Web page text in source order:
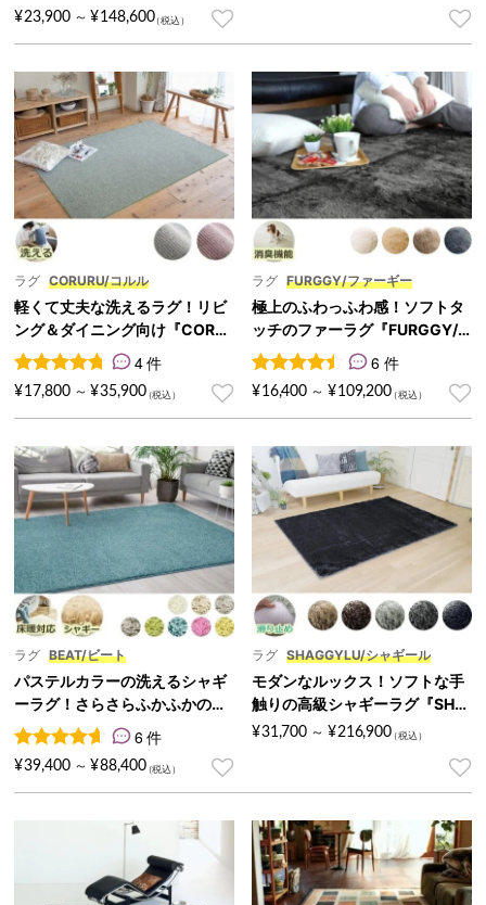
7
件の利用者評価に基づく5段階評価のうち、
¥23,900 ～ ¥148,600
ラグ CORURU/コルル
軽くて丈夫な洗えるラグ！リビ
ング＆ダイニング向け『CORU
RU/コルル』
4
件の利用者評価に基づく5段階評価のうち、4.75点
4 件
¥17,800 ～ ¥35,900
ラグ FURGGY/ファーギー
極上のふわっふわ感！ソフトタ
ッチのファーラグ『FURGGY/
ファーギー』
6
件の利用者評価に基づく5段
6 件
¥16,400 ～ ¥109,200
ラグ BEAT/ビート
パステルカラーの洗えるシャギ
ーラグ！さらさらふかふかの肌
触り『BEAT/ビート』
6
件の利用者評価に基づく5段階評価のうち、
6 件
¥39,400 ～ ¥88,400
ラグ SHAGGYLU/シャギール
モダンなルックス！ソフトな手
触りの高級シャギーラグ『SHA
GGYLU/シャギール』
¥31,700 ～ ¥216,900